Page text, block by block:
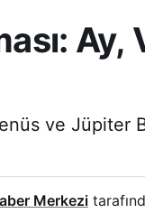
ve Jüpiter
Merkezi